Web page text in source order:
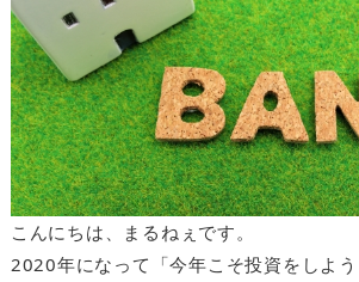
こんにちは、まるねぇです。
2020年になって「今年こそ投資をしよう